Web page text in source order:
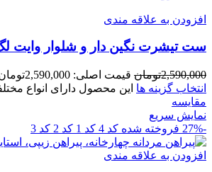
افزودن به علاقه مندی
ست تيشرت نگين دار و شلوار وايت
2,590,000تومان قیمت اصلی: 2,590,000تومان بود.
انتخاب گزینه ها این محصول دارای انواع
مقايسه
نمایش سریع
-27%
فروخته شده کد 4 کد 1 کد 2 کد 3
افزودن به علاقه مندی